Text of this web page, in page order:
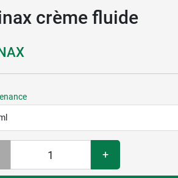
crème fluide
+